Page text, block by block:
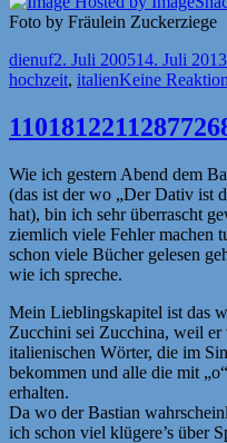
Foto by Fräulein Zuckerziege
Autor
dienufVeröffentlicht
am
2. Juli 200514. Juli 2013
hochzeit, italienKeine
Wie ich gestern Abend dem
(das ist der wo „Der Dativ ist
hat), bin ich sehr überrascht
ziemlich viele Fehler machen
schon viele Bücher gelesen
wie ich spreche.
Mein Lieblingskapitel ist das
Zucchini sei Zucchina, weil er
italienischen Wörter, die im
bekommen und alle die mit
erhalten.
Da wo der Bastian
ich schon viel klügere’s über